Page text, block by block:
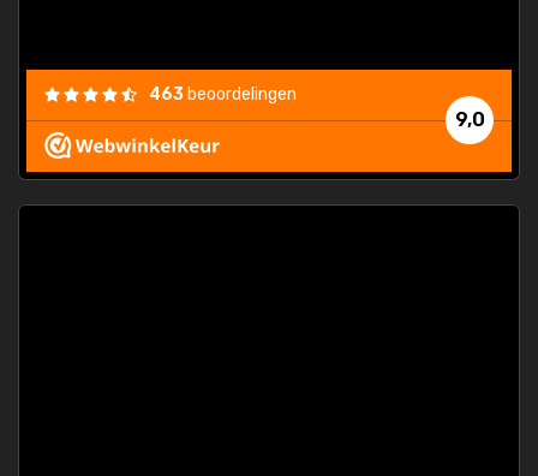
9,0
463 beoordelingen